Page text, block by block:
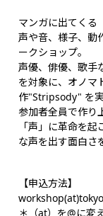
マンガに出てくる
声や音、様子、動
ークショップ。
声優、俳優、歌手
を対象に、オノマ
作"Stripsody" を
参加者全員で作り
「声」に革命を
な声を出す面白さ
【申込方法】
＊（at）を@に変